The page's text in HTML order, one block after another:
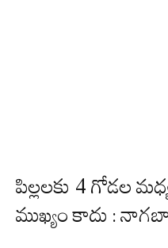
పిల్లలకు 4 గోడల
ముఖ్యం కాదు :